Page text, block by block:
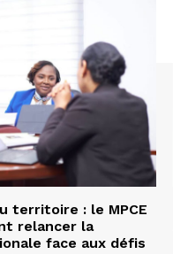
territoire : le MPCE
relancer la
face aux défis